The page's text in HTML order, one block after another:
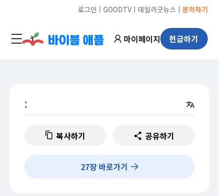
로그인 ㅣ GOODTVㅣ 데일리굿뉴스 ㅣ 문의하기
마이페이지 헌금하기
:
복사하기 공유하기
27장 바로가기